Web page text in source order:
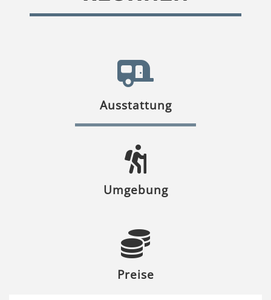
Ausstattung
Umgebung
Preise